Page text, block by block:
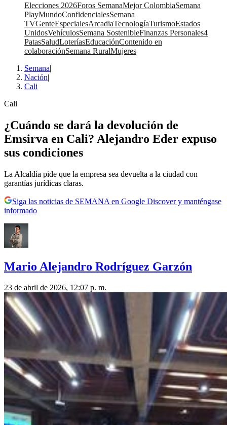
Elecciones 2026Foros SemanaMejor ColombiaSemana
PlayMundoConfidencialesSemana
TVGenteEspecialesArcadiaTecnologíaTurismoEstados
UnidosVehículosSemana SostenibleFinanzas Personales4
PatasSaludLoteríasEducaciónContenido en
colaboraciónSemana RuralMujeres
Semana|
Nación|
Cali
Cali
¿Cuándo se dará la devolución de
Emsirva en Cali? Alejandro Eder expuso
sus condiciones
La Alcaldía pide que la empresa sea devuelta a la ciudad con
garantías jurídicas claras.
Siga las noticias de SEMANA en Google Discover y manténgase
informado
Mario Alejandro Rodríguez Garzón
23 de abril de 2026, 12:07 p. m.